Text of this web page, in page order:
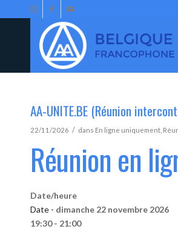
AA-UNITE.BE (Réunion
22/11/2026 / dans En ligne uniquement
Réunion en
Date/heure
Date - dimanche 22 novembre 2026
19:30 - 21:00